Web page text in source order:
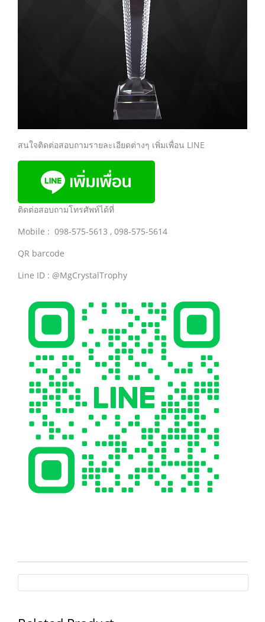
สนใจติดต่อสอบถามรายละเอียดต่างๆ เพิ่มเพื่อน LINE
ติดต่อสอบถามโทรศัพท์ได้ที่
Mobile : 098-575-5613 , 098-575-5614
QR barcode
Line ID : @MgCrystalTrophy